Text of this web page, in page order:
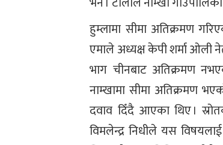
हुम्लामा सीमा अतिक्रमण
एमाले अध्यक्ष केपी शर्मा ओली
भाग चीनबाट अतिक्रमण
नाम्खामा सीमा अतिक्रमण
दवाव दिँदै आएका थिए ।
विमलेन्द्र निधीले यस